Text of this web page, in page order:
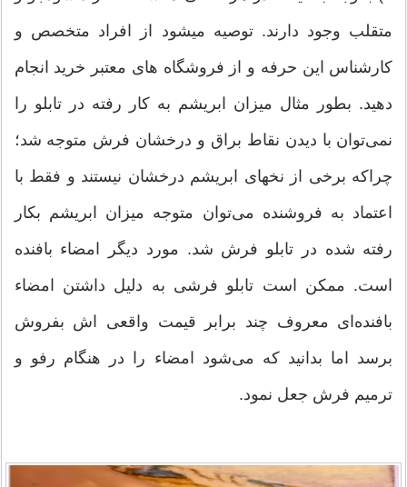
متقلب وجود دارند. توصیه میشود از افراد متخصص و
کارشناس این حرفه و از فروشگاه های معتبر خرید انجام
دهید. بطور مثال میزان ابریشم به کار رفته در تابلو را
نمی‌توان با دیدن نقاط براق و درخشان فرش متوجه شد؛
چراکه برخی از نخهای ابریشم درخشان نیستند و فقط با
اعتماد به فروشنده می‌توان متوجه میزان ابریشم بکار
رفته شده در تابلو فرش شد. مورد دیگر امضاء بافنده
است. ممکن است تابلو فرشی به دلیل داشتن امضاء
بافنده‌ای معروف چند برابر قیمت واقعی اش بفروش
برسد اما بدانید که می‌شود امضاء را در هنگام رفو و
ترمیم فرش جعل نمود.